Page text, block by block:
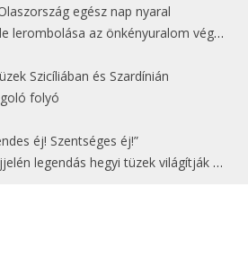
egész nap nyaral
az önkényuralom végét jelentette
Szicíliában és Szardínián
folyó
éj! Szentséges éj!”
hegyi tüzek világítják meg Zugspitzét